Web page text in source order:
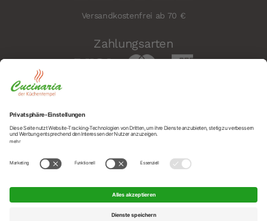
Versandkostenfrei ab 70 €
Zahlungsarten
Sicherheit
Social